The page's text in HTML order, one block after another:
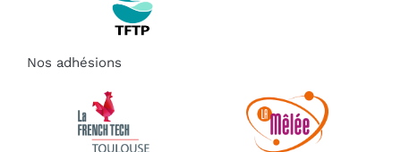
Nos adhésions